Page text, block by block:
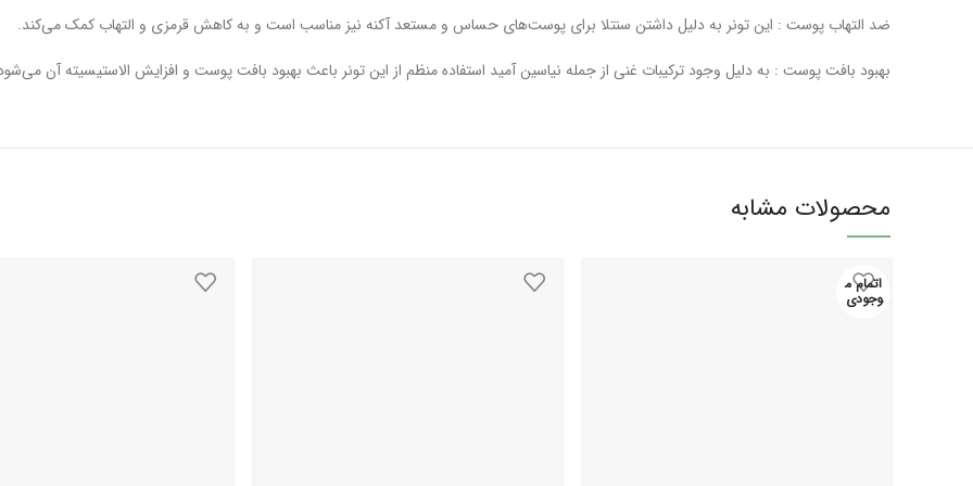
ضد التهاب پوست : این تونر به دلیل داشتن سنتلا برای پوست‌های حساس و مستعد آکنه نیز مناسب است و به کاهش قرمزی و التهاب کمک می‌کند.
بهبود بافت پوست : به دلیل وجود ترکیبات غنی از جمله نیاسین آمید استفاده منظم از این تونر باعث بهبود بافت پوست و افزایش الاستیسیته آن
محصولات مشابه
اتمام م
وجودی